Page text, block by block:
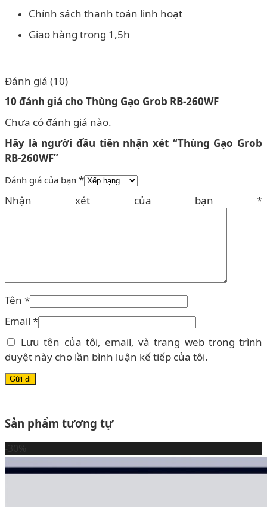
Chính sách thanh toán linh hoạt
Giao hàng trong 1,5h
Đánh giá (10)
10 đánh giá cho Thùng Gạo Grob RB-260WF
Chưa có đánh giá nào.
Hãy là người đầu tiên nhận xét “Thùng Gạo Grob
RB-260WF”
Đánh giá của bạn *
Nhận xét của bạn *
Tên *
Email *
Lưu tên của tôi, email, và trang web trong trình
duyệt này cho lần bình luận kế tiếp của tôi.
Sản phẩm tương tự